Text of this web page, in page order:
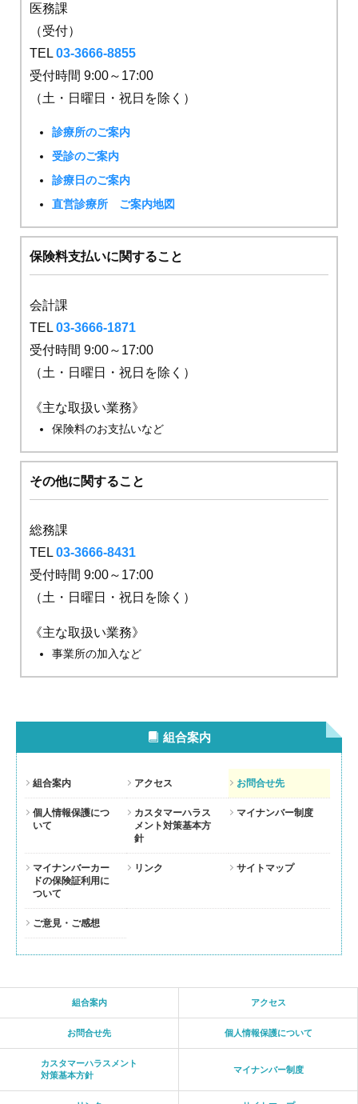
医務課
（受付）
TEL 03-3666-8855
受付時間 9:00～17:00
（土・日曜日・祝日を除く）
診療所のご案内
受診のご案内
診療日のご案内
直営診療所 ご案内地図
保険料支払いに関すること
会計課
TEL 03-3666-1871
受付時間 9:00～17:00
（土・日曜日・祝日を除く）
《主な取扱い業務》
保険料のお支払いなど
その他に関すること
総務課
TEL 03-3666-8431
受付時間 9:00～17:00
（土・日曜日・祝日を除く）
《主な取扱い業務》
事業所の加入など
組合案内
組合案内 アクセス お問合せ先
個人情報保護につ
いて
カスタマーハラス
メント対策基本方
針
マイナンバー制度
マイナンバーカー
ドの保険証利用に
ついて
リンク サイトマップ
ご意見・ご感想
組合案内 アクセス
お問合せ先 個人情報保護について
カスタマーハラスメント
対策基本方針
マイナンバー制度